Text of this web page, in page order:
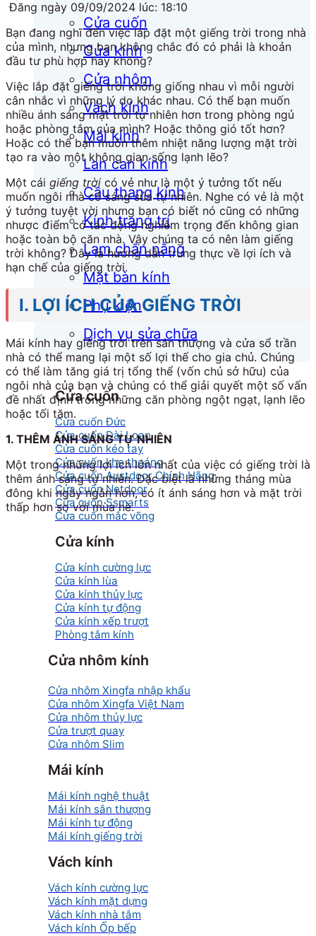
Cửa cuốn
Cửa kính
Cửa nhôm
Vách kính
Mái kính
Lan can kính
Cầu thang kính
Kính trang trí
Lam chắn nắng
Mặt bàn kính
Phụ kiện
Dịch vụ sửa chữa
Cửa cuốn
Cửa cuốn Đức
Cửa cuốn Đài Loan
Cửa cuốn kéo tay
Cửa cuốn khe thoáng
Cửa cuốn Austdoor Chính Hãng
Cửa cuốn Netdoor
Cửa cuốn Ssmarts
Cửa cuốn mắc võng
Cửa kính
Cửa kính cường lực
Cửa kính lùa
Cửa kính thủy lực
Cửa kính tự động
Cửa kính xếp trượt
Phòng tắm kính
Cửa nhôm kính
Cửa nhôm Xingfa nhập khẩu
Cửa nhôm Xingfa Việt Nam
Cửa nhôm thủy lực
Cửa trượt quay
Cửa nhôm Slim
Mái kính
Mái kính nghệ thuật
Mái kính sân thượng
Mái kính tự động
Mái kính giếng trời
Vách kính
Vách kính cường lực
Vách kính mặt dựng
Vách kính nhà tắm
Vách kính Ốp bếp
Đăng ngày 09/09/2024 lúc: 18:10
Bạn đang nghĩ đến việc lắp đặt một giếng trời trong nhà
của mình, nhưng bạn không chắc đó có phải là khoản
đầu tư phù hợp hay không?
Việc lắp đặt giếng trời không giống nhau vì mỗi người
cân nhắc vì những lý do khác nhau. Có thể bạn muốn
nhiều ánh sáng mặt trời tự nhiên hơn trong phòng ngủ
hoặc phòng tắm của mình? Hoặc thông gió tốt hơn?
Hoặc có thể bạn muốn thêm nhiệt năng lượng mặt trời
tạo ra vào một không gian sống lạnh lẽo?
Một cái giếng trời có vẻ như là một ý tưởng tốt nếu
muốn ngôi nhà có sáng sủa tự nhiên. Nghe có vẻ là một
ý tưởng tuyệt vời nhưng bạn có biết nó cũng có những
nhược điểm có tác động nghiêm trọng đến không gian
hoặc toàn bộ căn nhà. Vậy chúng ta có nên làm giếng
trời không? Đây là hướng dẫn trung thực về lợi ích và
hạn chế của giếng trời.
I. LỢI ÍCH CỦA GIẾNG TRỜI
Mái kính hay giếng trời trên sân thượng và cửa sổ trần
nhà có thể mang lại một số lợi thế cho gia chủ. Chúng
có thể làm tăng giá trị tổng thể (vốn chủ sở hữu) của
ngôi nhà của bạn và chúng có thể giải quyết một số vấn
đề nhất định trong những căn phòng ngột ngạt, lạnh lẽo
hoặc tối tăm.
1. THÊM ÁNH SÁNG TỰ NHIÊN
Một trong những lợi ích lớn nhất của việc có giếng trời là
thêm ánh sáng tự nhiên. Đặc biệt là những tháng mùa
đông khi ngày ngắn hơn, có ít ánh sáng hơn và mặt trời
thấp hơn so với mùa hè.